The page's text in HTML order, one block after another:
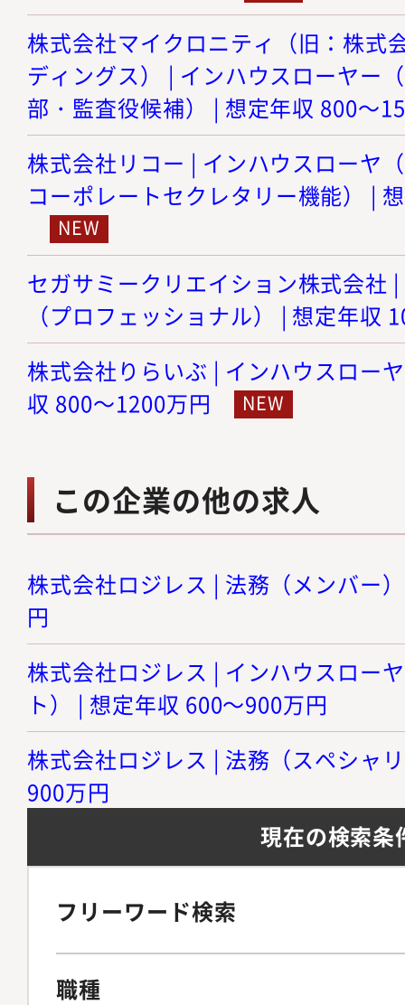
株式会社マイクロニティ（旧：株式
ディングス） | インハウスローヤー
部・監査役候補） | 想定年収 800～
株式会社リコー | インハウスローヤ
コーポレートセクレタリー機能） |
セガサミークリエイション株式会社
（プロフェッショナル） | 想定年収
株式会社りらいぶ | インハウスロー
収 800～1200万円
この企業の他の求人
株式会社ロジレス | 法務（メンバー
円
株式会社ロジレス | インハウスロー
ト） | 想定年収 600～900万円
株式会社ロジレス | 法務（スペシャ
900万円
現在の検索条
フリーワード検索
職種